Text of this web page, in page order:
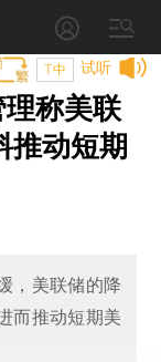
试听
T中
理称美联
推动短期
，美联储的降
而推动短期美